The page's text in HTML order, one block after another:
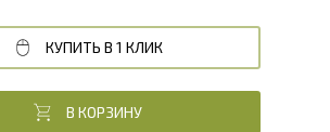
КУПИТЬ В 1 КЛИК
В КОРЗИНУ